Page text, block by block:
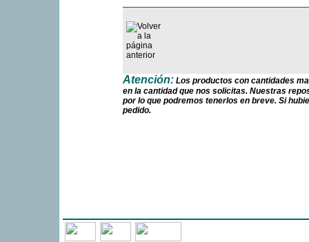
Atención:Los productos con cantidades
en la cantidad que nos solicitas. Nuestras
por lo que podremos tenerlos en breve. Si
pedido.